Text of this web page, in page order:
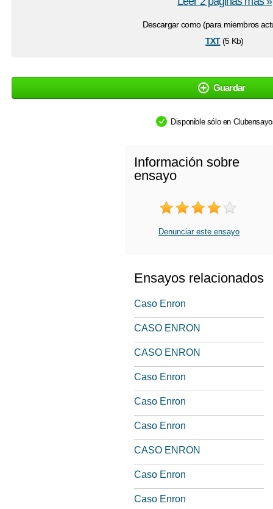
Descargar como (para miembros
txt(5 Kb)
Guardar
Disponible sólo en
Información sobre
ensayo
Denunciar este ensayo
Ensayos relacionados
Caso Enron
CASO ENRON
CASO ENRON
Caso Enron
Caso Enron
Caso Enron
CASO ENRON
Caso Enron
Caso Enron